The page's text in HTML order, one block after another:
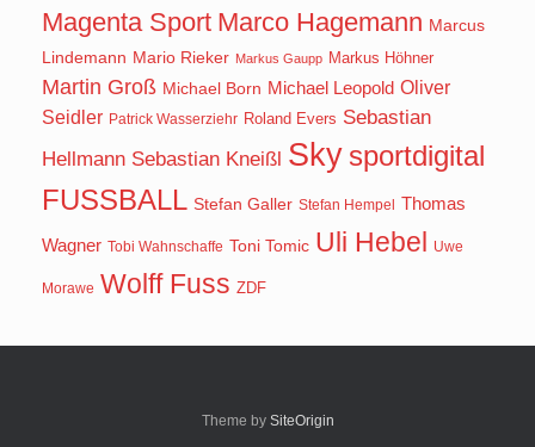
Magenta Sport Marco Hagemann Marcus
Lindemann Mario Rieker Markus Gaupp Markus Höhner
Martin Groß Michael Born Michael Leopold Oliver
Seidler Patrick Wasserziehr Roland Evers Sebastian
Hellmann Sebastian Kneißl Sky sportdigital
FUSSBALL Stefan Galler Stefan Hempel Thomas
Wagner Tobi Wahnschaffe Toni Tomic Uli Hebel Uwe
Morawe Wolff Fuss ZDF
Theme by SiteOrigin